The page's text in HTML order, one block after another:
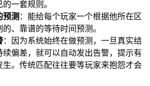
一套规则。
预测 ：能给每个玩家一个根据他所在区
、靠谱的等待时间预测。
：因为系统始终在做预测，一旦真实结
续偏差，就可以自动发出告警，提示有
生。传统匹配往往要等玩家来抱怨才会